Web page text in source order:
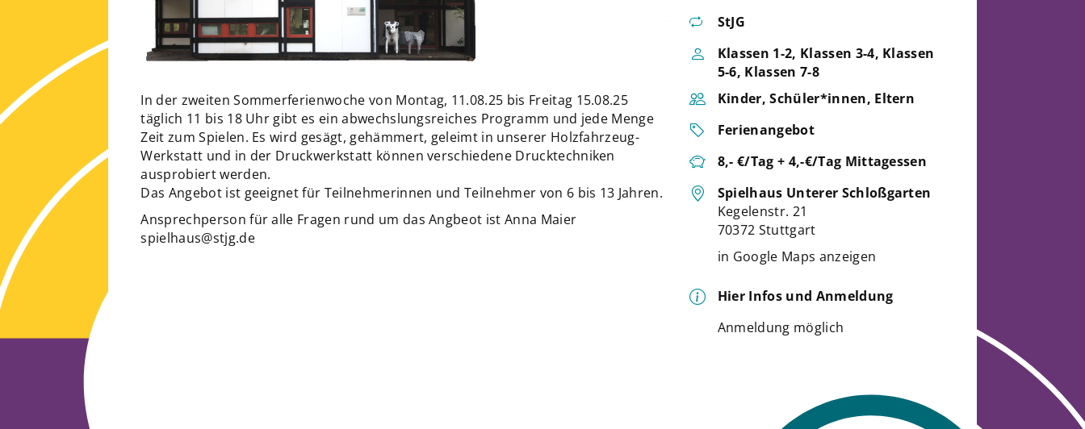
In der zweiten Sommerferienwoche von Montag, 11.08.25 bis Freitag 15.08.25
täglich 11 bis 18 Uhr gibt es ein abwechslungsreiches Programm und jede Menge
Zeit zum Spielen. Es wird gesägt, gehämmert, geleimt in unserer Holzfahrzeug-
Werkstatt und in der Druckwerkstatt können verschiedene Drucktechniken
ausprobiert werden.
Das Angebot ist geeignet für Teilnehmerinnen und Teilnehmer von 6 bis 13 Jahren.
Ansprechperson für alle Fragen rund um das Angbeot ist Anna Maier
spielhaus@stjg.de
StJG
Klassen 1-2, Klassen 3-4, Klassen
5-6, Klassen 7-8
Kinder, Schüler*innen, Eltern
Ferienangebot
8,- €/Tag + 4,-€/Tag Mittagessen
Spielhaus Unterer Schloßgarten
Kegelenstr. 21
70372 Stuttgart
in Google Maps anzeigen
Hier Infos und Anmeldung
Anmeldung möglich